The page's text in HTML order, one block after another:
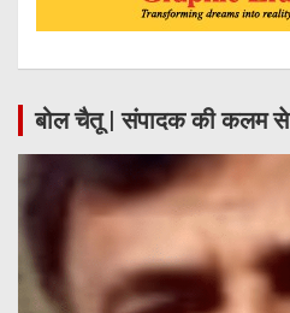
बोल चैतू | संपादक की कलम से